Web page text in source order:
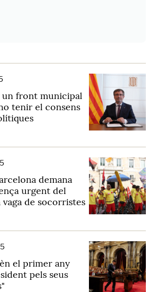
un front municipal
tenir el consens
demana
urgent del
de socorristes
el primer any
pels seus